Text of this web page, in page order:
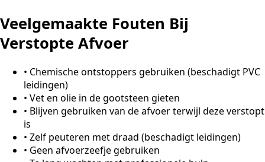
Veelgemaakte Fouten Bij
Verstopte Afvoer
• Chemische ontstoppers gebruiken (beschadigt PVC
leidingen)
• Vet en olie in de gootsteen gieten
• Blijven gebruiken van de afvoer terwijl deze verstopt
is
• Zelf peuteren met draad (beschadigt leidingen)
• Geen afvoerzeefje gebruiken